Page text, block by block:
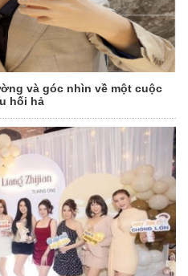
và góc nhìn về một cuộc
hối hả